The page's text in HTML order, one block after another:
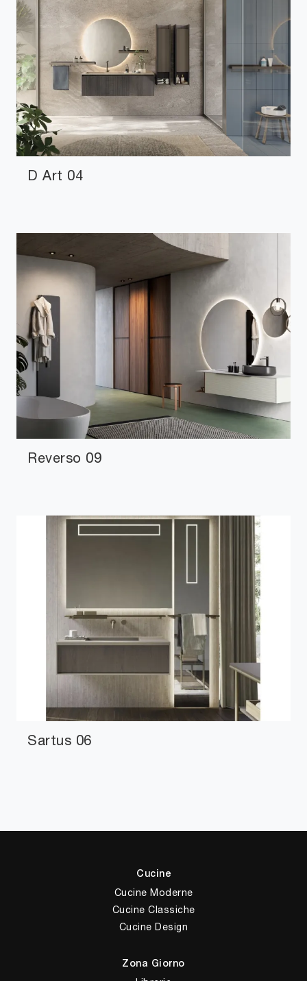
D Art 04
Reverso 09
Sartus 06
Cucine
Cucine Moderne
Cucine Classiche
Cucine Design
Zona Giorno